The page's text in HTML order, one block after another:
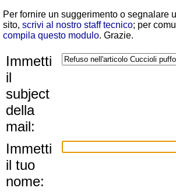
Per fornire un suggerimento o segnalare
sito, scrivi al nostro staff tecnico; per
compila questo modulo. Grazie.
Immetti
il
subject
della
mail:
Immetti
il tuo
nome: